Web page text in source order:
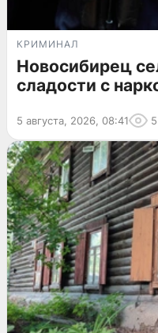
КРИМИНАЛ
Новосибирец
сладости с
5 августа, 2026, 08:41 5